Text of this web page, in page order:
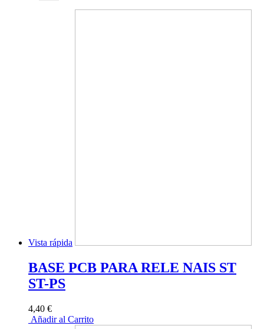
Vista rápida
BASE PCB PARA RELE NAIS ST
ST-PS
4,40 €
Añadir al Carrito